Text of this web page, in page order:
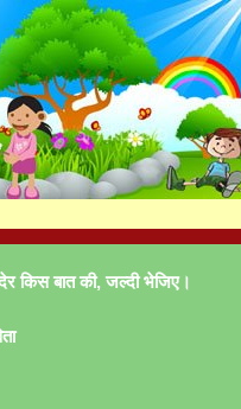
किस बात की, जल्दी भेजिए।